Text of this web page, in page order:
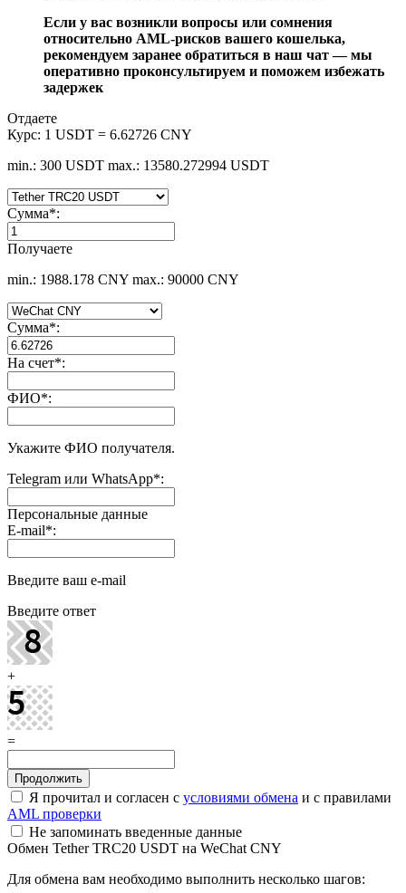
Если у вас возникли вопросы или сомнения
относительно AML-рисков вашего кошелька,
рекомендуем заранее обратиться в наш чат — мы
оперативно проконсультируем и поможем избежать
задержек
Отдаете
Курс: 1 USDT = 6.62726 CNY
min.: 300 USDT max.: 13580.272994 USDT
Сумма*:
Получаете
min.: 1988.178 CNY max.: 90000 CNY
Сумма*:
На счет*:
ФИО*:
Укажите ФИО получателя.
Telegram или WhatsApp*:
Персональные данные
E-mail*:
Введите ваш e-mail
Введите ответ
+
=
Я прочитал и согласен с условиями обмена и с правилами
AML проверки
Не запоминать введенные данные
Обмен Tether TRC20 USDT на WeChat CNY
Для обмена вам необходимо выполнить несколько шагов: